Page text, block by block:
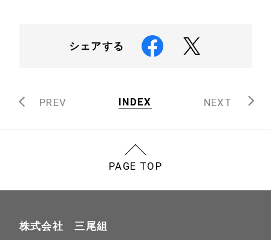
仕事を知る
採用情報
お問い合わせ
シェアする
PREV INDEX NEXT
PAGE TOP
株式会社 三尾組